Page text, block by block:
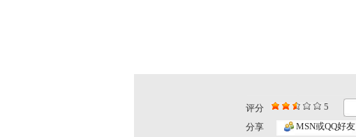
评分 5
分享
MSN或QQ好友
开心果的绿...